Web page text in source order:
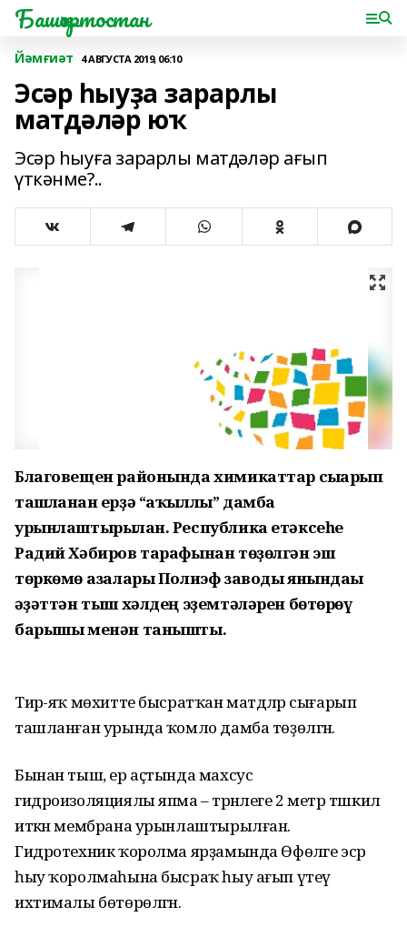
Башҡортостан
Йәмғиәт 4 АВГУСТА 2019, 06:10
Эсәр һыуҙа зарарлы
матдәләр юҡ
Эсәр һыуға зарарлы матдәләр ағып
үткәнме?..
Благовещен районында химикаттар сығарып
ташланған ерҙә “аҡыллы” дамба
урынлаштырылған.Республика етәксеһе
Радий Хәбиров тарафынан төҙөлгән эш
төркөмө ағзалары Полиэф заводы янындағы
ғәҙәттән тыш хәлдең эҙемтәләрен бөтөрөү
барышы менән танышты.
Тирә-яҡ мөхитте бысратҡан матдәләр сығарып
ташланған урында ҡомло дамба төҙөлгән.
Бынан тыш, ер аҫтында махсус
гидроизоляциялы япма – тәрәнлеге 2 метр тәшкил
иткән мембрана урынлаштырылған.
Гидротехник ҡоролма ярҙамында Өфөләге эсәр
һыу ҡоролмаһына бысраҡ һыу ағып үтеү
ихтималы бөтөрөлгән.